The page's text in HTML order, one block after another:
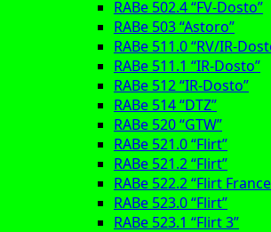
RABe 502.4 “FV-Dosto”
RABe 503 “Astoro”
RABe 511.0 “RV/IR-
RABe 511.1 “IR-Dosto”
RABe 512 “IR-Dosto”
RABe 514 “DTZ”
RABe 520 “GTW”
RABe 521.0 “Flirt”
RABe 521.2 “Flirt”
RABe 522.2 “Flirt
RABe 523.0 “Flirt”
RABe 523.1 “Flirt 3”